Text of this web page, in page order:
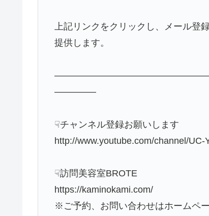
上記リンクをクリックし、メール登
提供します。
————–
☟チャンネル登録お願いします
http://www.youtube.com/channel/
☟訪問美容室BROTE
https://kaminokami.com/
※ご予約、お問い合わせはホームペ